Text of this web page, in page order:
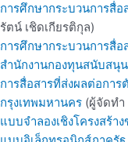
การศึกษากระบวนการสื่
รัตน์ เชิดเกียรติกุล)
การศึกษากระบวนการสื่
สำนักงานกองทุนสนับสนุ
การสื่อสารที่ส่งผลต่อกา
กรุงเทพมหานคร (ผู้จัดท
แบบจำลองเชิงโครงสร้า